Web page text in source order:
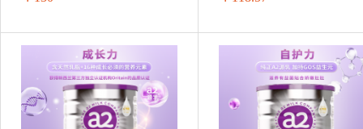
荷兰牛栏Nutrilon 2段 800g
1罐装 ￥136.55(￥136.55/单罐)
2罐装 ￥260(￥130/单罐)
荷兰牛栏Nutrilon 3段 800g
1罐装 ￥121.98(￥121.98/单罐)
2罐装 ￥237.14(￥118.57/单罐)